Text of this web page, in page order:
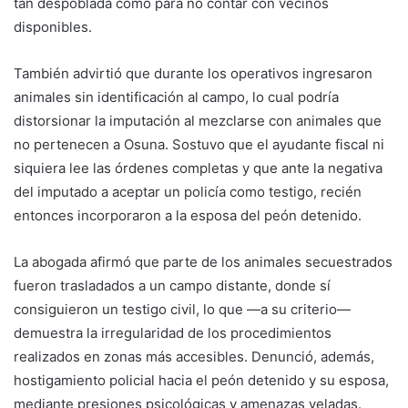
disponibles.
También advirtió que durante los operativos ingresaron
animales sin identificación al campo, lo cual podría
distorsionar la imputación al mezclarse con animales que
no pertenecen a Osuna. Sostuvo que el ayudante fiscal ni
siquiera lee las órdenes completas y que ante la negativa
del imputado a aceptar un policía como testigo, recién
entonces incorporaron a la esposa del peón detenido.
La abogada afirmó que parte de los animales secuestrados
fueron trasladados a un campo distante, donde sí
consiguieron un testigo civil, lo que —a su criterio—
demuestra la irregularidad de los procedimientos
realizados en zonas más accesibles. Denunció, además,
hostigamiento policial hacia el peón detenido y su esposa,
mediante presiones psicológicas y amenazas veladas.